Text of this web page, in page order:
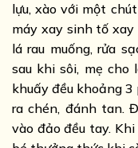
lựu, xào với một
máy xay sinh tố
lá rau muống, rửa
sau khi sôi, mẹ cho
khuấy đều khoảng 3
ra chén, đánh tan.
vào đảo đều tay.